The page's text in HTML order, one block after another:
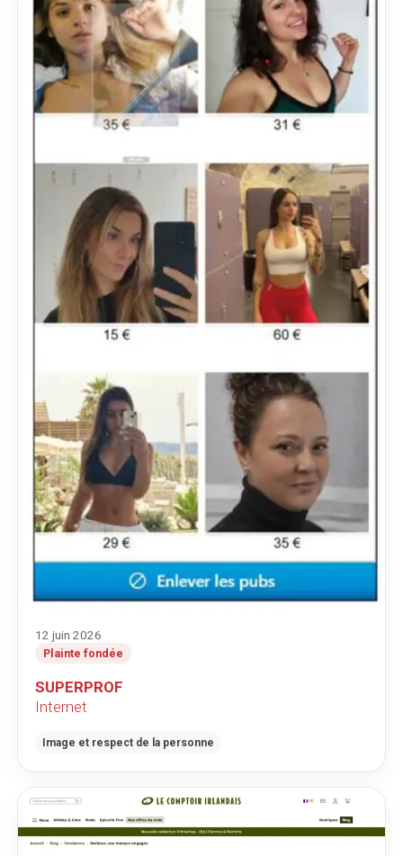
12 juin 2026
Plainte fondée
SUPERPROF
Internet
Image et respect de la personne